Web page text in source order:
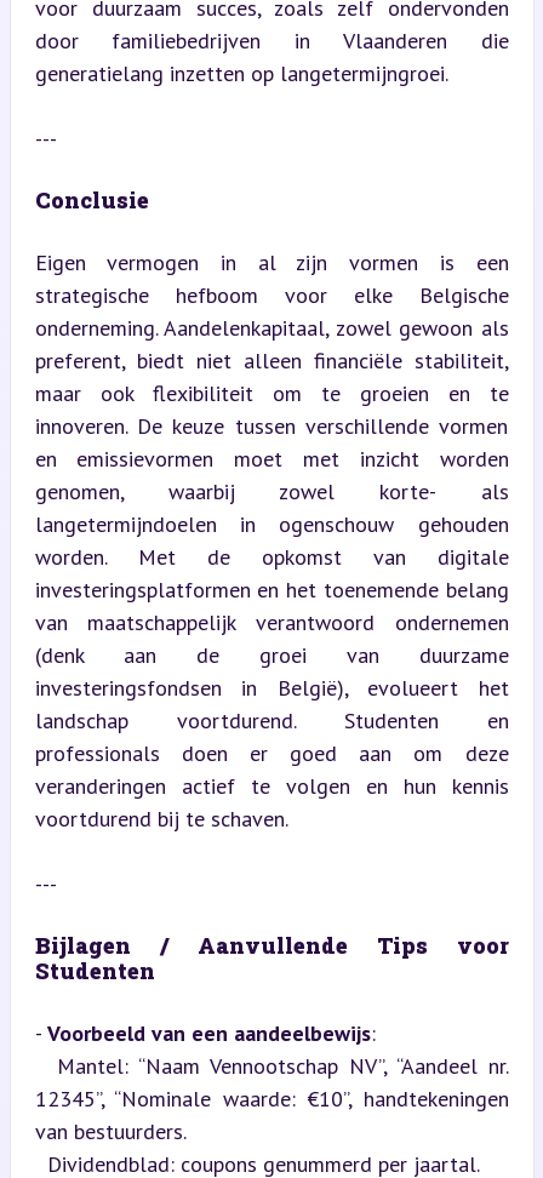
voor duurzaam succes, zoals zelf ondervonden
door familiebedrijven in Vlaanderen die
generatielang inzetten op langetermijngroei.
---
Conclusie
Eigen vermogen in al zijn vormen is een
strategische hefboom voor elke Belgische
onderneming. Aandelenkapitaal, zowel gewoon als
preferent, biedt niet alleen financiële stabiliteit,
maar ook flexibiliteit om te groeien en te
innoveren. De keuze tussen verschillende vormen
en emissievormen moet met inzicht worden
genomen, waarbij zowel korte- als
langetermijndoelen in ogenschouw gehouden
worden. Met de opkomst van digitale
investeringsplatformen en het toenemende belang
van maatschappelijk verantwoord ondernemen
(denk aan de groei van duurzame
investeringsfondsen in België), evolueert het
landschap voortdurend. Studenten en
professionals doen er goed aan om deze
veranderingen actief te volgen en hun kennis
voortdurend bij te schaven.
---
Bijlagen / Aanvullende Tips voor
Studenten
- Voorbeeld van een aandeelbewijs:
12345”, “Nominale waarde: €10”, handtekeningen
van bestuurders.
  Dividendblad: coupons genummerd per jaartal.